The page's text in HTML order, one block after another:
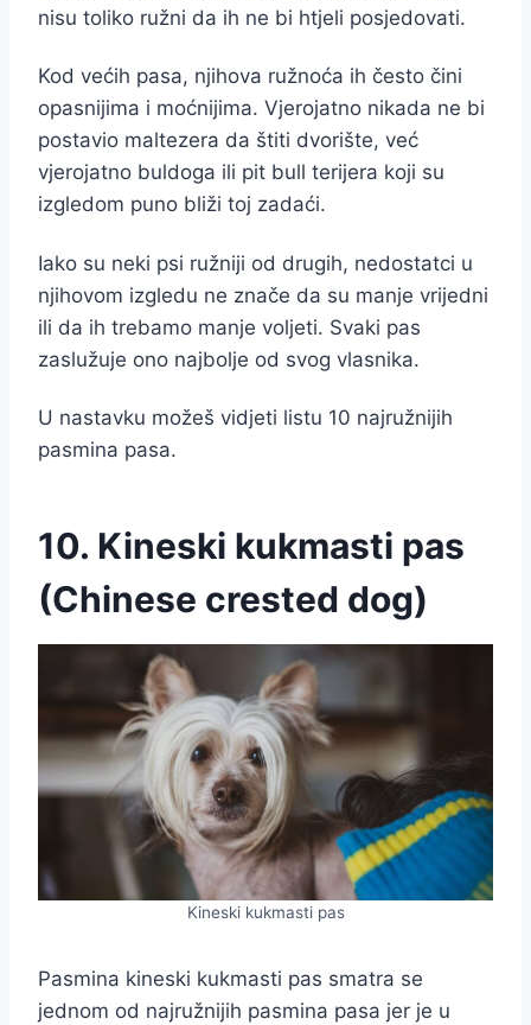
nisu toliko ružni da ih ne bi htjeli posjedovati.
Kod većih pasa, njihova ružnoća ih često čini
opasnijima i moćnijima. Vjerojatno nikada ne bi
postavio maltezera da štiti dvorište, već
vjerojatno buldoga ili pit bull terijera koji su
izgledom puno bliži toj zadaći.
Iako su neki psi ružniji od drugih, nedostatci u
njihovom izgledu ne znače da su manje vrijedni
ili da ih trebamo manje voljeti. Svaki pas
zaslužuje ono najbolje od svog vlasnika.
U nastavku možeš vidjeti listu 10 najružnijih
pasmina pasa.
10. Kineski kukmasti pas
(Chinese crested dog)
Kineski kukmasti pas
Pasmina kineski kukmasti pas smatra se
jednom od najružnijih pasmina pasa jer je u